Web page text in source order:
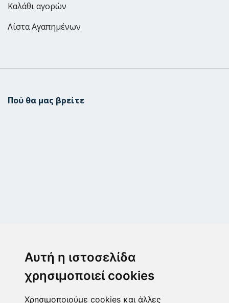
Αυτή η ιστοσελίδα
χρησιμοποιεί cookies
Χρησιμοποιούμε cookies και άλλες
Καλάθι αγορών
Λίστα Αγαπημένων
Πού θα μας βρείτε
2102843411
6932215191
info@paulis.gr